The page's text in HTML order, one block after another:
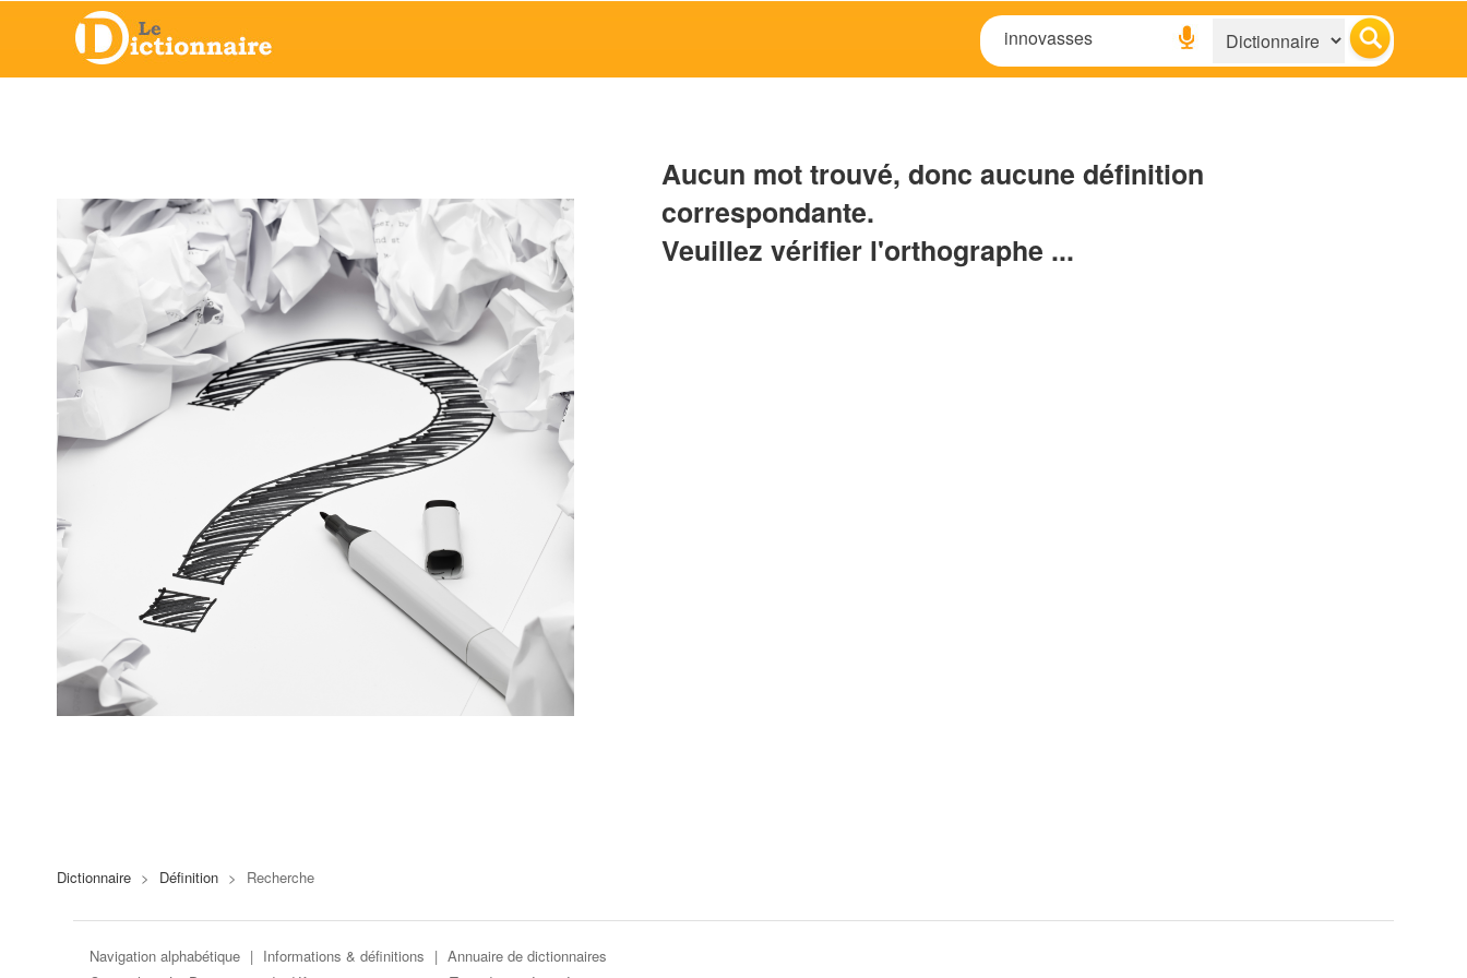
Aucun mot trouvé, donc aucune définition
correspondante.
Veuillez vérifier l'orthographe ...
Dictionnaire > Définition > Recherche
Navigation alphabétique | Informations & définitions | Annuaire de dictionnaires